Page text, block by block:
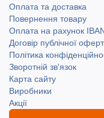
Оплата та доставка
Повернення товару
Оплата на рахунок
Договір публічної
Політика
Зворотній зв'язок
Карта сайту
Виробники
Акції